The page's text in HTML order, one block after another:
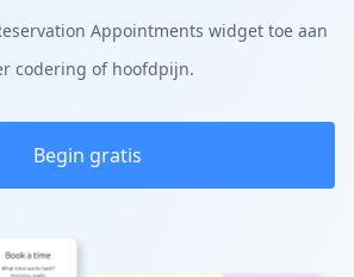
Appointments widget toe aan
codering of hoofdpijn.
Begin gratis